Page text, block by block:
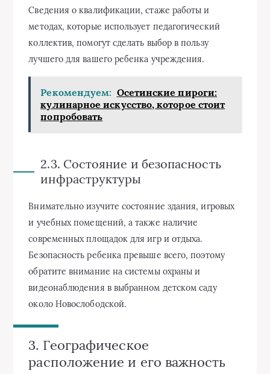
Сведения о квалификации, стаже работы и
методах, которые использует педагогический
коллектив, помогут сделать выбор в пользу
лучшего для вашего ребенка учреждения.
Рекомендуем: Осетинские пироги:
кулинарное искусство, которое стоит
попробовать
2.3. Состояние и безопасность
инфраструктуры
Внимательно изучите состояние здания, игровых
и учебных помещений, а также наличие
современных площадок для игр и отдыха.
Безопасность ребенка превыше всего, поэтому
обратите внимание на системы охраны и
видеонаблюдения в выбранном детском саду
около Новослободской.
3. Географическое
расположение и его важность